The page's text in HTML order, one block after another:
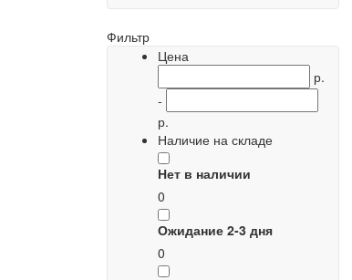
Фильтр
Цена
р.
-
р.
Наличие на складе
Нет в наличии
0
Ожидание 2-3 дня
0